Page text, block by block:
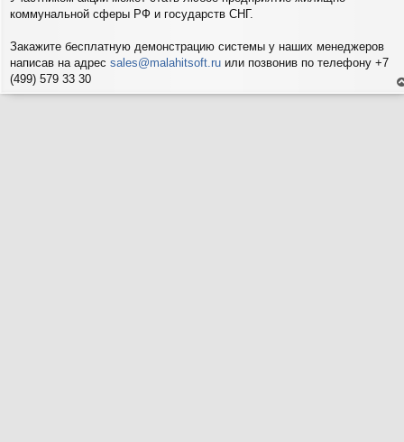
коммунальной сферы РФ и государств СНГ.
Закажите бесплатную демонстрацию системы у наших менеджеров
написав на адрес sales@malahitsoft.ru или позвонив по телефону +7
(499) 579 33 30